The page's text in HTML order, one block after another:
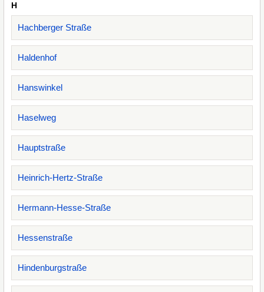
H
Hachberger Straße
Haldenhof
Hanswinkel
Haselweg
Hauptstraße
Heinrich-Hertz-Straße
Hermann-Hesse-Straße
Hessenstraße
Hindenburgstraße